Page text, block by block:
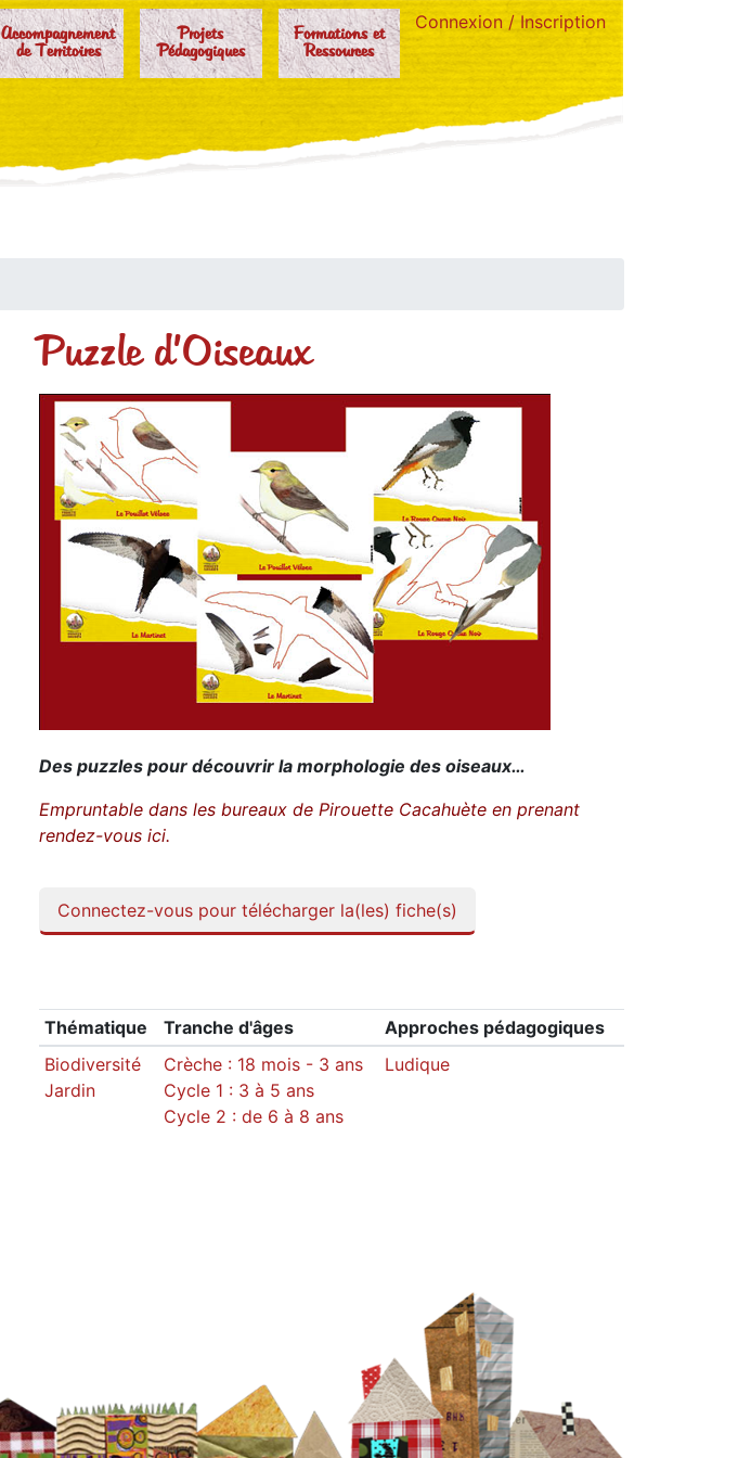
Accompagnement
de Territoires
Projets
Pédagogiques
Formations et
Ressources
Connexion / Inscription
Puzzle d’Oiseaux
Des puzzles pour découvrir la morphologie des oiseaux…
Empruntable dans les bureaux de Pirouette Cacahuète en prenant
rendez-vous ici.
Connectez-vous pour télécharger la(les) fiche(s)
Thématique Tranche d'âges
Approches pédagogiques
Biodiversité
Jardin
Crèche : 18 mois - 3 ans
Cycle 1 : 3 à 5 ans
Cycle 2 : de 6 à 8 ans
Ludique